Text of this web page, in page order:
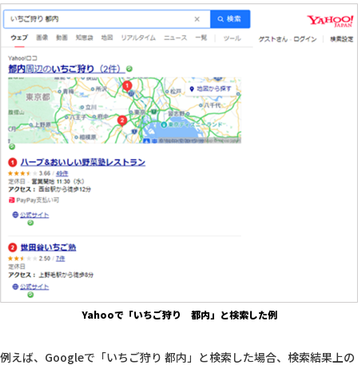
Yahooで「いちご狩り 都内」と検索した例
例えば、Googleで「いちご狩り 都内」と検索した場合、検索結果上の